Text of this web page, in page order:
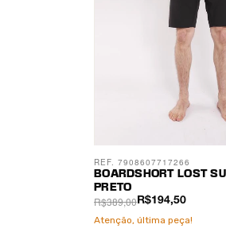
BOARDSHORT LOST
PRETO
R$194,50
R$389,00
REF. 7908607717266
Atenção, última peça!